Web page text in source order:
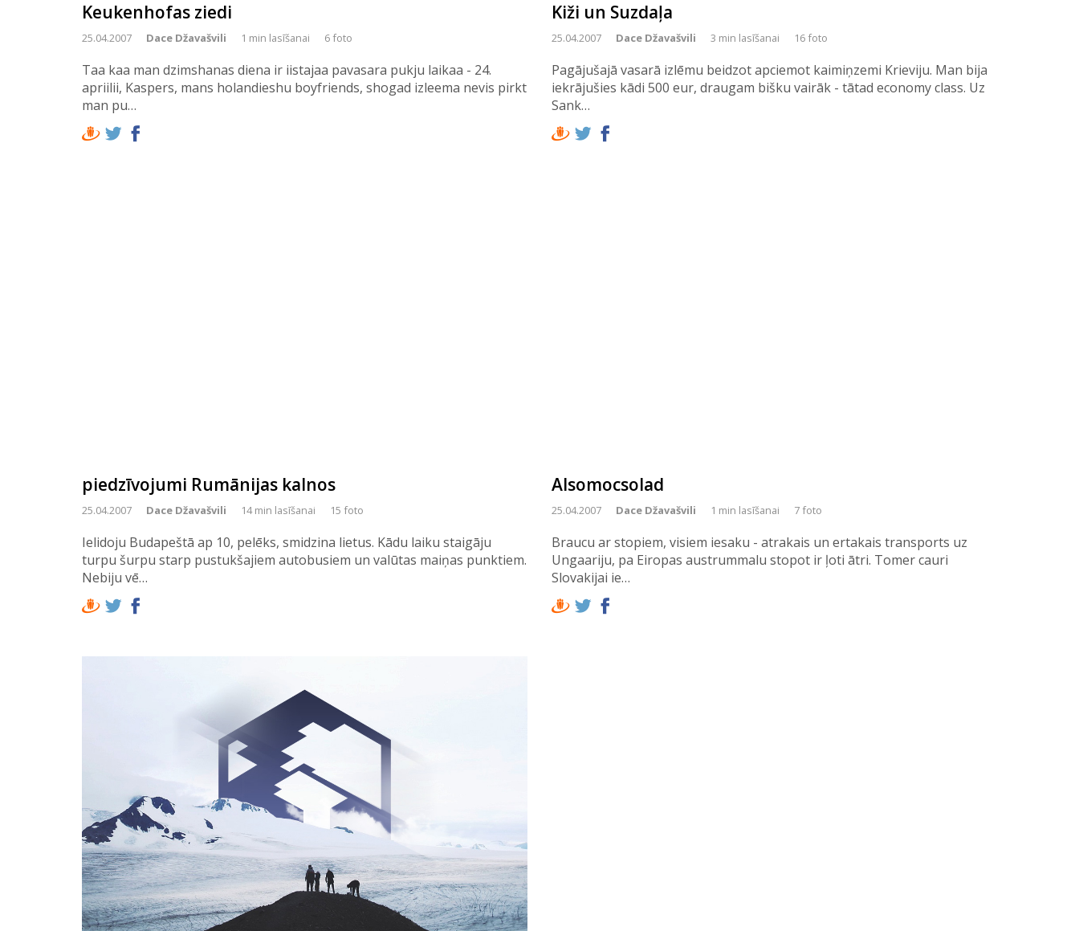
Keukenhofas ziedi
25.04.2007 Dace Džavašvili 1 min lasīšanai 6 foto
Taa kaa man dzimshanas diena ir iistajaa pavasara pukju laikaa - 24.
apriilii, Kaspers, mans holandieshu boyfriends, shogad izleema nevis pirkt
man pu…
Kiži un Suzdaļa
25.04.2007 Dace Džavašvili 3 min lasīšanai 16 foto
Pagājušajā vasarā izlēmu beidzot apciemot kaimiņzemi Krieviju. Man bija
iekrājušies kādi 500 eur, draugam bišku vairāk - tātad economy class. Uz
Sank…
piedzīvojumi Rumānijas kalnos
25.04.2007 Dace Džavašvili 14 min lasīšanai 15 foto
Ielidoju Budapeštā ap 10, pelēks, smidzina lietus. Kādu laiku staigāju
turpu šurpu starp pustukšajiem autobusiem un valūtas maiņas punktiem.
Nebiju vē…
Alsomocsolad
25.04.2007 Dace Džavašvili 1 min lasīšanai 7 foto
Braucu ar stopiem, visiem iesaku - atrakais un ertakais transports uz
Ungaariju, pa Eiropas austrummalu stopot ir ļoti ātri. Tomer cauri
Slovakijai ie…